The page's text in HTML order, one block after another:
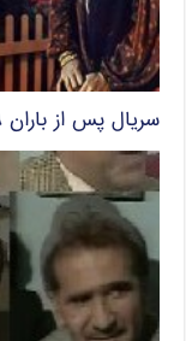
سریال پس از باران ۱۳۷۹